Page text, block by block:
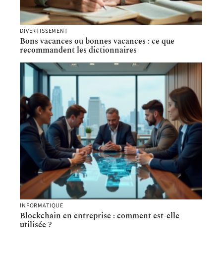
DIVERTISSEMENT
Bons vacances ou bonnes vacances : ce que
recommandent les dictionnaires
INFORMATIQUE
Blockchain en entreprise : comment est-elle
utilisée ?